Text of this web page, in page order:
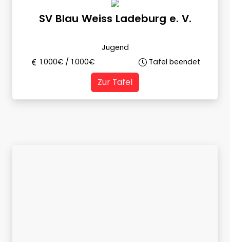
SV Blau Weiss Ladeburg e. V.
Jugend
1.000€ / 1.000€ Tafel beendet
Zur Tafel